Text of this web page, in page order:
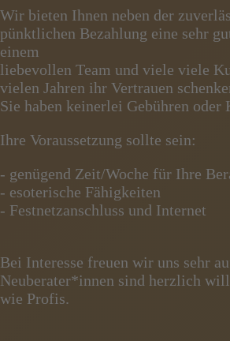
Wir bieten Ihnen neben der
pünktlichen Bezahlung eine sehr
einem
liebevollen Team und viele viele
vielen Jahren ihr Vertrauen
Sie haben keinerlei Gebühren oder
Ihre Voraussetzung sollte sein:
- genügend Zeit/Woche für Ihre
- esoterische Fähigkeiten
- Festnetzanschluss und Internet
Bei Interesse freuen wir uns sehr
Neuberater*innen sind herzlich
wie Profis.